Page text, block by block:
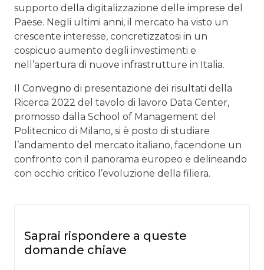
supporto della digitalizzazione delle imprese del
Paese. Negli ultimi anni, il mercato ha visto un
crescente interesse, concretizzatosi in un
cospicuo aumento degli investimenti e
nell’apertura di nuove infrastrutture in Italia.
Il Convegno di presentazione dei risultati della
Ricerca 2022 del tavolo di lavoro Data Center,
promosso dalla School of Management del
Politecnico di Milano, si è posto di studiare
l’andamento del mercato italiano, facendone un
confronto con il panorama europeo e delineando
con occhio critico l’evoluzione della filiera.
Saprai rispondere a queste
domande chiave